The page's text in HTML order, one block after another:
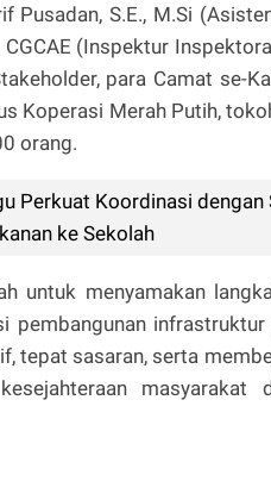
Pusadan, S.E., M.Si
(Inspektur
para Camat se-
Koperasi Merah Putih,
orang.
Perkuat Koordinasi dengan
ke Sekolah
untuk menyamakan
infrastruktur
tepat sasaran, serta
masyarakat